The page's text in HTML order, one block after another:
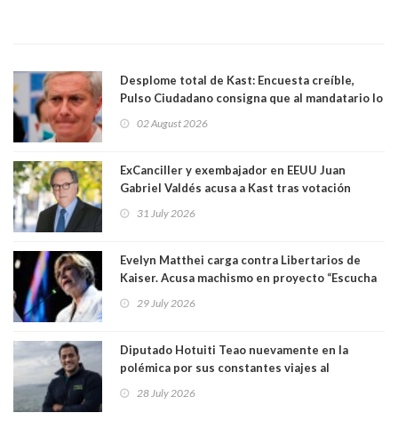
Desplome total de Kast: Encuesta creíble,
Pulso Ciudadano consigna que al mandatario lo
sacó en primera vuelta. Rechazo es de 58.9% y
64.8%
02 August 2026
ExCanciller y exembajador en EEUU Juan
Gabriel Valdés acusa a Kast tras votación
"Si hay una persona responsable es él"
31 July 2026
Evelyn Matthei carga contra Libertarios de
Kaiser. Acusa machismo en proyecto “Escucha
"¿Cómo puede haber alguien tan enfermo del
29 July 2026
Diputado Hotuiti Teao nuevamente en la
polémica por sus constantes viajes al
vacaciones para irse a Londres y Paris por 18
28 July 2026